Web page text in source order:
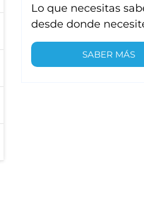
Lo que necesitas
desde donde
SABER MÁS